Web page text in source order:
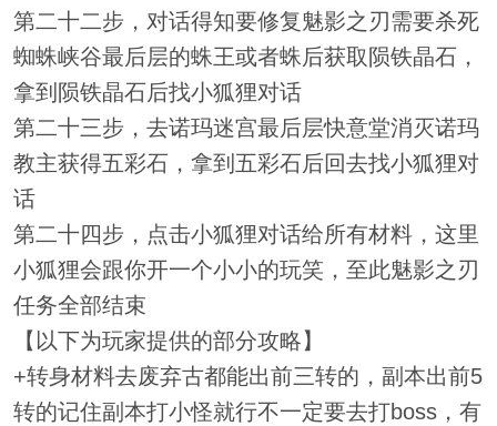
第二十二步，对话得知要修复魅影之刃需要杀死
蜘蛛峡谷最后层的蛛王或者蛛后获取陨铁晶石，
拿到陨铁晶石后找小狐狸对话
第二十三步，去诺玛迷宫最后层快意堂消灭诺玛
教主获得五彩石，拿到五彩石后回去找小狐狸对
话
第二十四步，点击小狐狸对话给所有材料，这里
小狐狸会跟你开一个小小的玩笑，至此魅影之刃
任务全部结束
【以下为玩家提供的部分攻略】
+转身材料去废弃古都能出前三转的，副本出前5
转的记住副本打小怪就行不一定要去打boss，有